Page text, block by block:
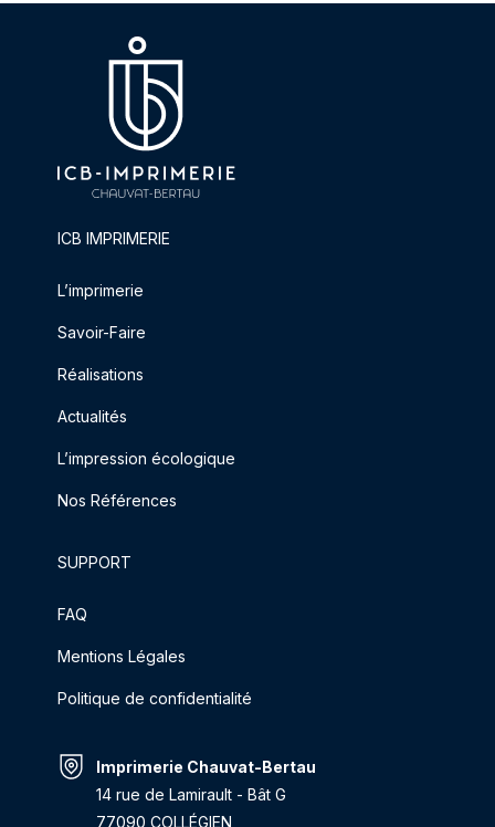
ICB IMPRIMERIE
L’imprimerie
Savoir-Faire
Réalisations
Actualités
L’impression écologique
Nos Références
SUPPORT
FAQ
Mentions Légales
Politique de confidentialité
Imprimerie Chauvat-Bertau
14 rue de Lamirault - Bât G
77090 COLLÉGIEN